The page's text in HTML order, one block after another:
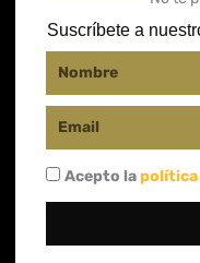
Suscríbete a
Nombre
Email
Acepto lapolítica